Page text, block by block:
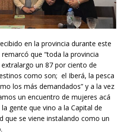
en la provincia durante este
que “toda la provincia
un 87 por ciento de
como son; el Iberá, la pesca
los más demandados” y a la vez
un encuentro de mujeres acá
gente que vino a la Capital de
que se viene instalando como un